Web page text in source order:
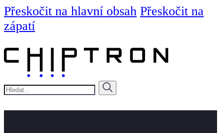
Přeskočit na hlavní obsah Přeskočit na
zápatí
Hledat